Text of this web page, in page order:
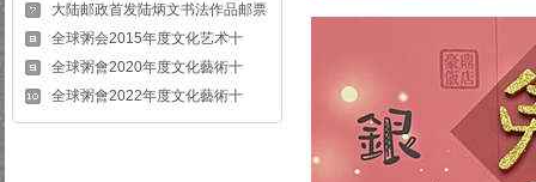
大陆邮政首发陆炳文书法作品邮票
全球粥会2015年度文化艺术十
全球粥會2020年度文化藝術十
全球粥會2022年度文化藝術十